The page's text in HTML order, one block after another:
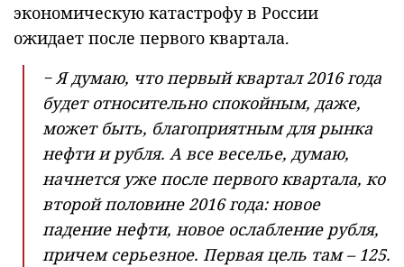
экономическую катастрофу в России
ожидает после первого квартала.
− Я думаю, что первый квартал 2016 года
будет относительно спокойным, даже,
может быть, благоприятным для рынка
нефти и рубля. А все веселье, думаю,
начнется уже после первого квартала, ко
второй половине 2016 года: новое
падение нефти, новое ослабление рубля,
причем серьезное. Первая цель там – 125.